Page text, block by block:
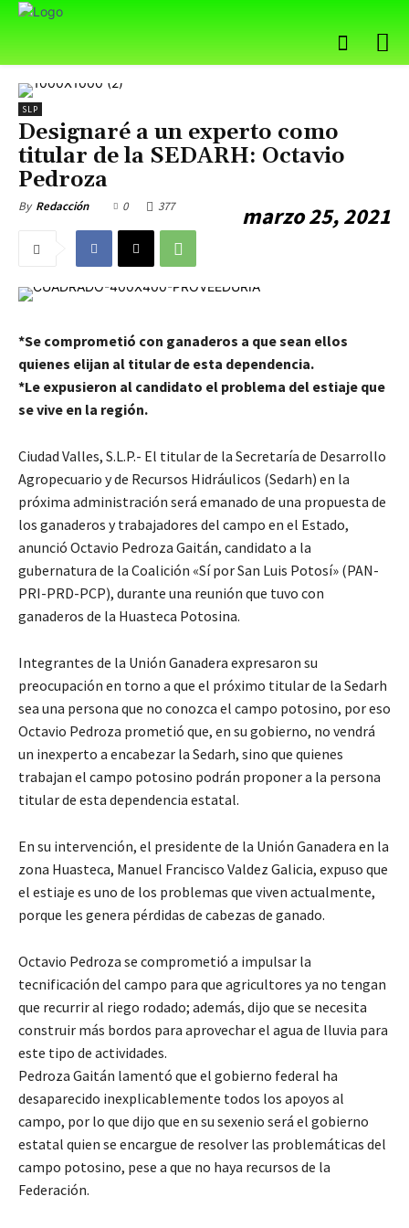
SLP
Designaré a un experto como
titular de la SEDARH: Octavio
Pedroza
By Redacción marzo 25, 2021
0 377
*Se comprometió con ganaderos a que sean ellos
quienes elijan al titular de esta dependencia.
*Le expusieron al candidato el problema del estiaje que
se vive en la región.
Ciudad Valles, S.L.P.- El titular de la Secretaría de Desarrollo
Agropecuario y de Recursos Hidráulicos (Sedarh) en la
próxima administración será emanado de una propuesta de
los ganaderos y trabajadores del campo en el Estado,
anunció Octavio Pedroza Gaitán, candidato a la
gubernatura de la Coalición «Sí por San Luis Potosí» (PAN-
PRI-PRD-PCP), durante una reunión que tuvo con
ganaderos de la Huasteca Potosina.
Integrantes de la Unión Ganadera expresaron su
preocupación en torno a que el próximo titular de la Sedarh
sea una persona que no conozca el campo potosino, por eso
Octavio Pedroza prometió que, en su gobierno, no vendrá
un inexperto a encabezar la Sedarh, sino que quienes
trabajan el campo potosino podrán proponer a la persona
titular de esta dependencia estatal.
En su intervención, el presidente de la Unión Ganadera en la
zona Huasteca, Manuel Francisco Valdez Galicia, expuso que
el estiaje es uno de los problemas que viven actualmente,
porque les genera pérdidas de cabezas de ganado.
Octavio Pedroza se comprometió a impulsar la
tecnificación del campo para que agricultores ya no tengan
que recurrir al riego rodado; además, dijo que se necesita
construir más bordos para aprovechar el agua de lluvia para
este tipo de actividades.
Pedroza Gaitán lamentó que el gobierno federal ha
desaparecido inexplicablemente todos los apoyos al
campo, por lo que dijo que en su sexenio será el gobierno
estatal quien se encargue de resolver las problemáticas del
campo potosino, pese a que no haya recursos de la
Federación.